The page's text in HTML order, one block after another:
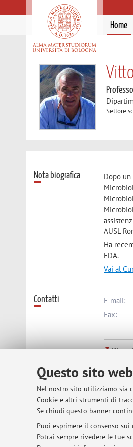
Questo sito
Nel nostro sito utilizziamo sia
Cookie e altri strumenti di
Se chiudi questo banner
Puoi esprimere il consenso
Potrai sempre rivedere le tue
Home
Settore
Nota biografica
Dopo
AUSL
Ha
FDA.
Vai al
Contatti E-mail:
Fax:
Orario di ricevimento
Il